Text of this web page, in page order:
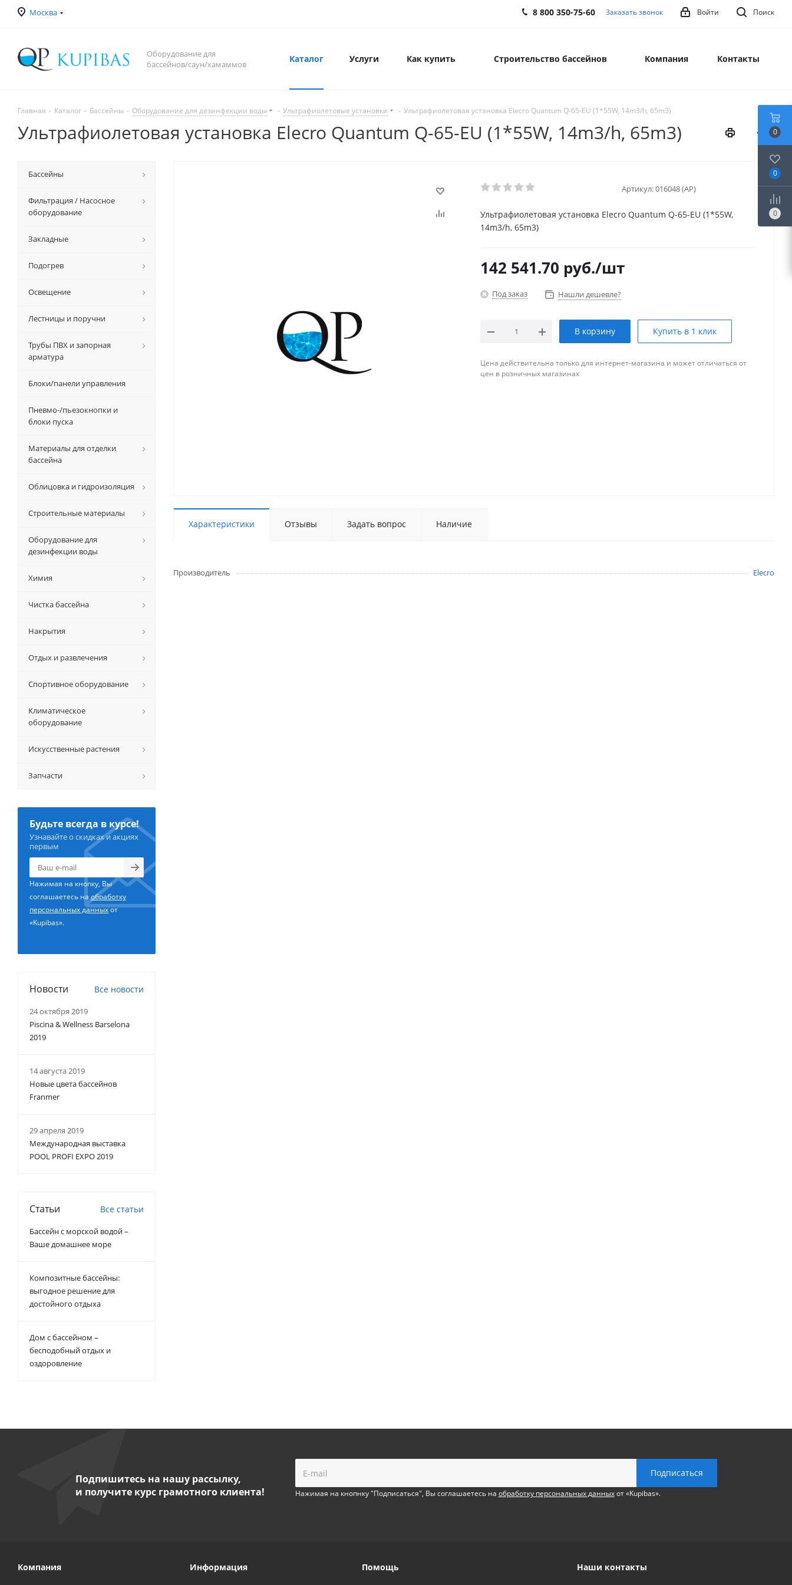
Москва Поиск
Войти
8 800 350-75-60 Заказать звонок
Оборудование для
бассейнов/саун/хамаммов
Каталог Услуги Как купить Строительство бассейнов Компания Контакты
Главная - Каталог - Бассейны - Оборудование для дезинфекции воды - Ультрафиолетовые установки - Ультрафиолетовая установка Elecro Quantum Q-65-EU (1*55W, 14m3/h, 65m3)
Ультрафиолетовая установка Elecro Quantum Q-65-EU (1*55W, 14m3/h, 65m3)
Артикул:016048 (AP)
Ультрафиолетовая установка Elecro Quantum Q-65-EU (1*55W,
14m3/h, 65m3)
142 541.70 руб./шт
Под заказ Нашли дешевле?
В корзину Купить в 1 клик
Цена действительна только для интернет-магазина и может отличаться от
цен в розничных магазинах
Характеристики Отзывы Задать вопрос Наличие
Производитель Elecro
Бассейны
Фильтрация / Насосное
оборудование
Закладные
Подогрев
Освещение
Лестницы и поручни
Трубы ПВХ и запорная
арматура
Блоки/панели управления
Пневмо-/пьезокнопки и
блоки пуска
Материалы для отделки
бассейна
Облицовка и гидроизоляция
Строительные материалы
Оборудование для
дезинфекции воды
Химия
Чистка бассейна
Накрытия
Отдых и развлечения
Спортивное оборудование
Климатическое
оборудование
Искусственные растения
Запчасти
Будьте всегда в курсе!
Узнавайте о скидках и акциях
первым
Нажимая на кнопку, Вы
соглашаетесь наобработку
персональных данныхот
«Kupibas».
Новости Все новости
24 октября 2019
Piscina & Wellness Barselona
2019
14 августа 2019
Новые цвета бассейнов
Franmer
29 апреля 2019
Международная выставка
POOL PROFI EXPO 2019
Статьи Все статьи
Бассейн с морской водой –
Ваше домашнее море
Композитные бассейны:
выгодное решение для
достойного отдыха
Дом с бассейном –
бесподобный отдых и
оздоровление
Подпишитесь на нашу рассылку,
и получите курс грамотного клиента!
Нажимая на кнопнку "Подписаться", Вы соглашаетесь на обработку персональных данныхот «Kupibas».
Компания Информация Помощь Наши контакты
0
0
0